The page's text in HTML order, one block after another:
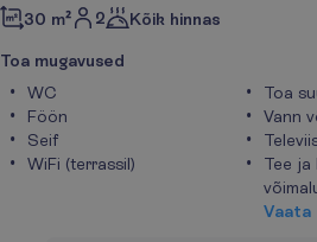
30 m² 2 Kõik hinnas
Toa mugavused
WC
Föön
Seif
WiFi (terrassil)
Toa
Vann
Tee ja
Vaata